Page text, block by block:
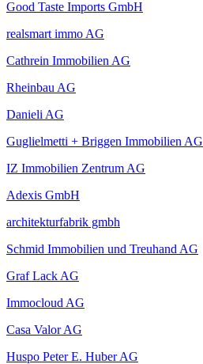
Good Taste Imports GmbH
realsmart immo AG
Cathrein Immobilien AG
Rheinbau AG
Danieli AG
Guglielmetti + Briggen Immobilien AG
IZ Immobilien Zentrum AG
Adexis GmbH
architekturfabrik gmbh
Schmid Immobilien und Treuhand AG
Graf Lack AG
Immocloud AG
Casa Valor AG
Huspo Peter E. Huber AG